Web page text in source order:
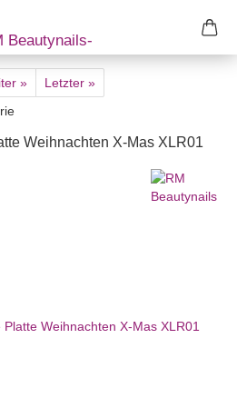
»
Letzter »
Weihnachten X-Mas XLR01